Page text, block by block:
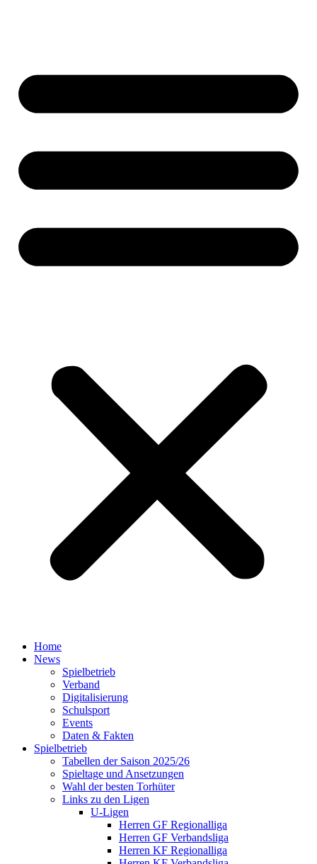
Home
News
Spielbetrieb
Verband
Digitalisierung
Schulsport
Events
Daten & Fakten
Spielbetrieb
Tabellen der Saison 2025/26
Spieltage und Ansetzungen
Wahl der besten Torhüter
Links zu den Ligen
U-Ligen
Herren GF Regionalliga
Herren GF Verbandsliga
Herren KF Regionalliga